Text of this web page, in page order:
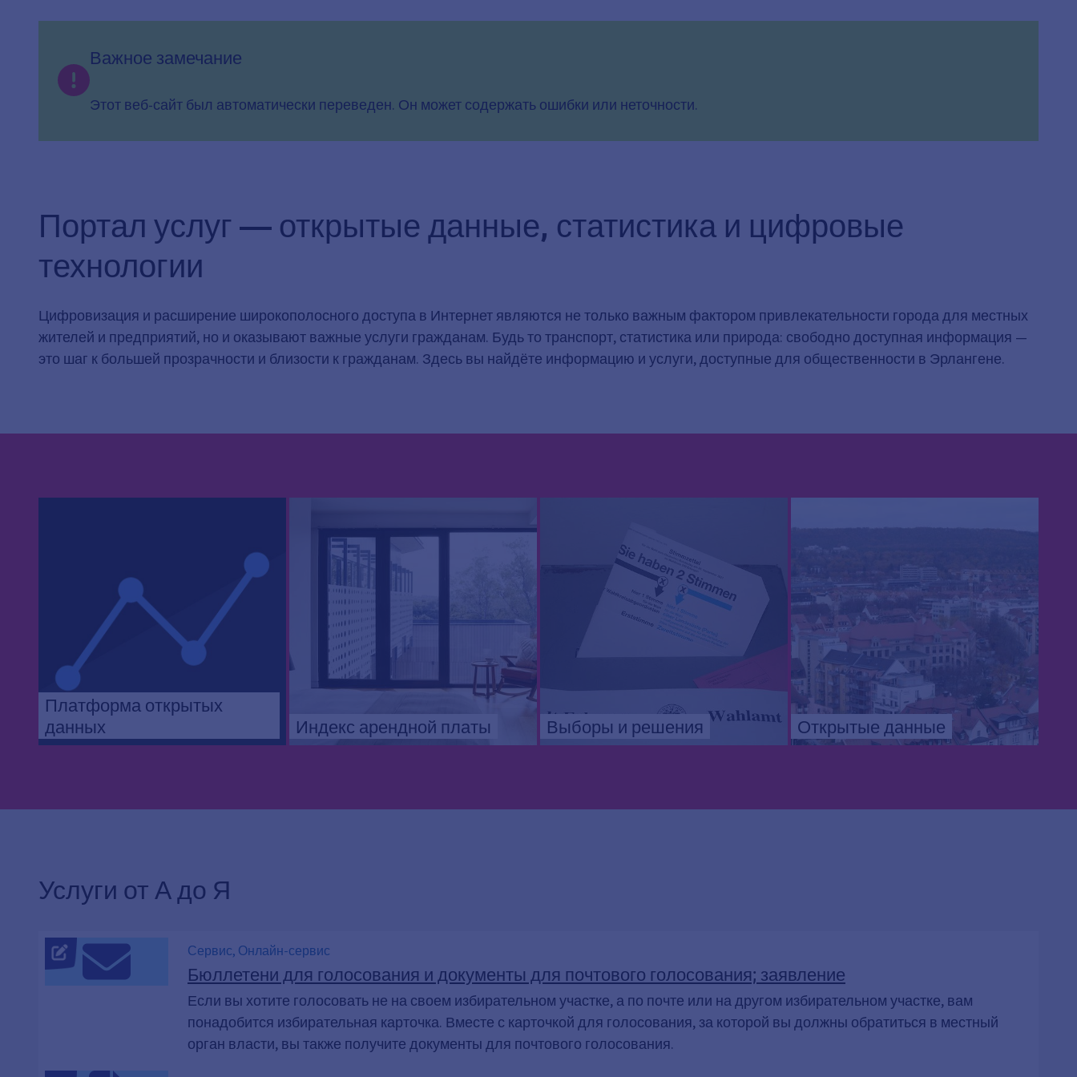
Важное замечание
Этот веб-сайт был автоматически переведен. Он может содержать ошибки или неточности.
Портал услуг — открытые данные, статистика и цифровые
технологии
Цифровизация и расширение широкополосного доступа в Интернет являются не только важным фактором привлекательности города для местных
жителей и предприятий, но и оказывают важные услуги гражданам. Будь то транспорт, статистика или природа: свободно доступная информация —
это шаг к большей прозрачности и близости к гражданам. Здесь вы найдёте информацию и услуги, доступные для общественности в Эрлангене.
Платформа открытых
данных
Индекс арендной платы Выборы и решения Открытые данные
Услуги от А до Я
Сервис, Онлайн-сервис
Бюллетени для голосования и документы для почтового голосования; заявление
Если вы хотите голосовать не на своем избирательном участке, а по почте или на другом избирательном участке, вам
понадобится избирательная карточка. Вместе с карточкой для голосования, за которой вы должны обратиться в местный
орган власти, вы также получите документы для почтового голосования.